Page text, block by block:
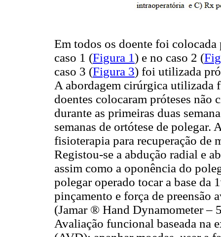
Em todos os doente foi
caso 1 (Figura 1) e no caso 2 (
caso 3 (Figura 3) foi utilizada
A abordagem cirúrgica utilizada
doentes colocaram próteses não
durante as primeiras duas
semanas de ortótese de
fisioterapia para recuperação de
Registou-se a abdução radial e
assim como a oponência do
polegar operado tocar a base da
pinçamento e força de preensão
(Jamar ® Hand Dynamometer –
Avaliação funcional baseada na